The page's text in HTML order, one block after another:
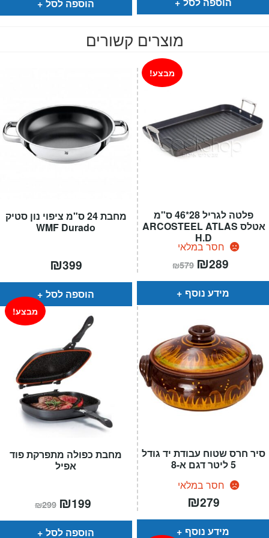
הוספה לסל
מוצרים קשורים
מחבת 24 ס"מ ציפוי נון סטיק
WMF Durado
₪399
הוספה לסל
פלטה לגריל 28*46 ס"מ
אטלס ARCOSTEEL ATLAS
H.D
חסר במלאי
מבצע!
₪579 המחיר
המקורי
היה:
₪579.
₪289
הוא:
מידע נוסף
מחבת כפולה מתפרקת פוד
אפיל
מבצע!
₪299 המחיר
המקורי
היה:
₪299.
₪199
הוא:
הוספה לסל
סיר חרס שטוח עבודת יד גודל
5 ליטר דגם א-8
חסר במלאי
₪279
מידע נוסף